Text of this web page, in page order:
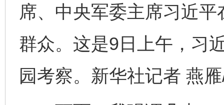
席、中央军委主席习近
群众。这是9日上午，习
园考察。新华社记者 燕